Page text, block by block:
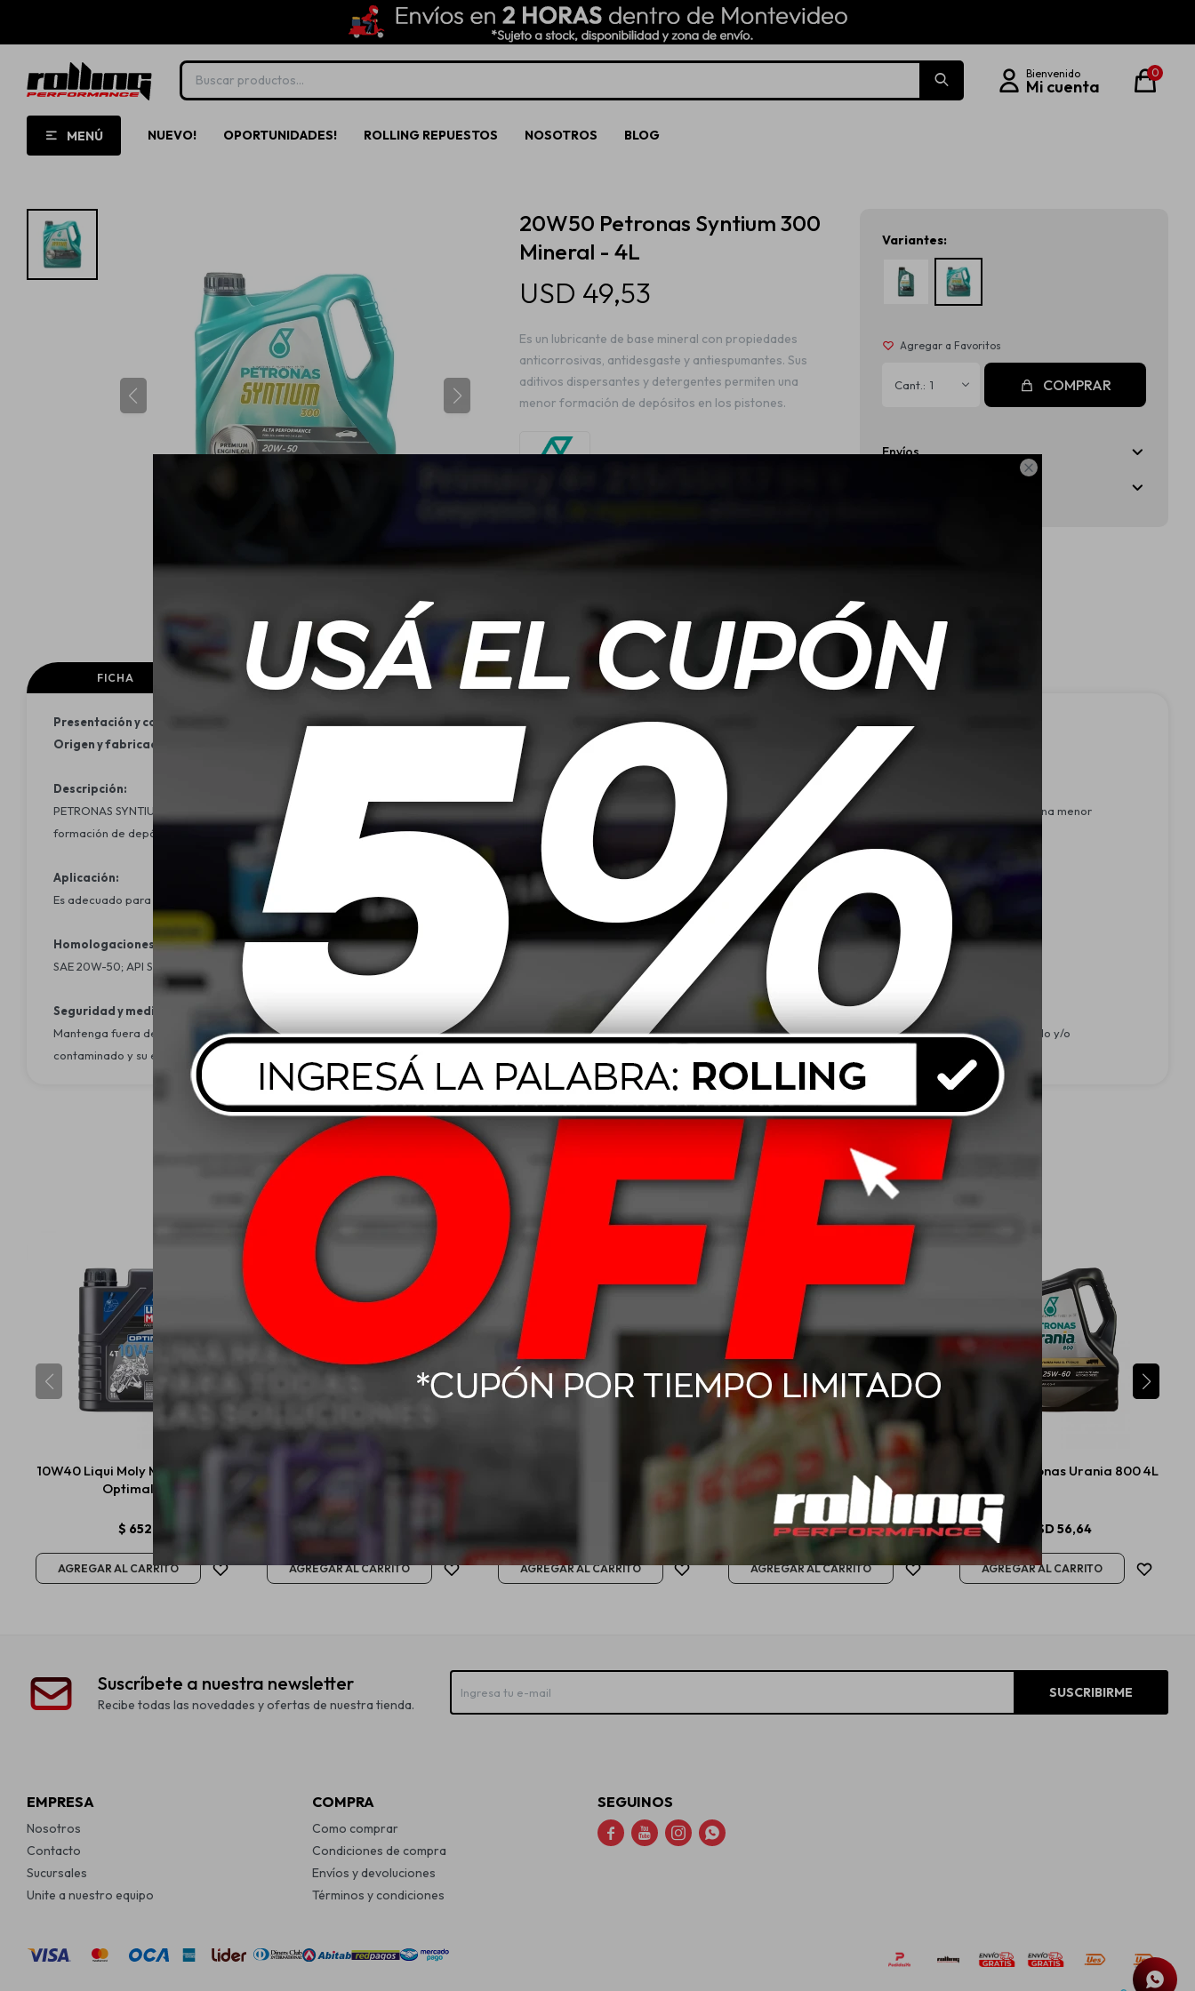

MENÚ NUEVO! OPORTUNIDADES! ROLLING REPUESTOS NOSOTROS BLOG
0
20W50 Petronas Syntium 300
Mineral - 4L
USD 49,53
Es un lubricante de base mineral con propiedades
anticorrosivas, antidesgaste y antiespumantes. Sus
aditivos dispersantes y detergentes permiten una
menor formación de depósitos en los pistones.
Variantes:
1 COMPRAR
Envíos
FICHA
Presentación y contenido:
Origen y fabricación:
Descripción:
PETRONAS SYNTIUM 300 20W-50 es un lubricante de base mineral con propiedades anticorrosivas, antidesgaste y antiespumantes. Sus aditivos dispersantes y detergentes permiten una menor
formación de depósitos en los pistones. El poder antioxidante de este lubricante ralentiza su proceso de envejecimiento y consecuente aumento de viscosidad.
Aplicación:
Es adecuado para motores que trabajan en condiciones severas.
Homologaciones:
SAE 20W-50; API SL
Seguridad y medio ambiente:
Mantenga fuera del alcance de los niños. Evite el contacto con los ojos y la piel. El descarte inadecuado de aceite lubricante y su envase contaminan el agua y el suelo. El lubricante usado y/o
contaminado y su embalaje deben ser reciclados. Preserve el medio ambiente.
Productos que te pueden interesar
10W40 Liqui Moly Motorbike 4T
Optimal 1L
$ 652
20W50 Liqui Moly Motorbike 4t
USD54,00
25W60 Petronas Urania 800 4L
USD56,64
Suscríbete a nuestra newsletter
Recibe todas las novedades y ofertas de nuestra tienda.
SUSCRIBIRME
EMPRESA
Nosotros
Contacto
Sucursales
Unite a nuestro equipo
COMPRA
Como comprar
Condiciones de compra
Envíos y devoluciones
Términos y condiciones
SEGUINOS
   